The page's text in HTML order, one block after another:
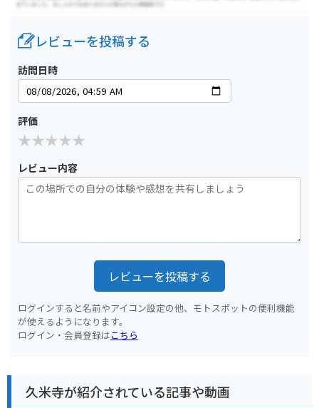
レビューを投稿する
訪問日時
評価
レビュー内容
レビューを投稿する
ログインすると名前やアイコン設定の他、モトスポットの便利機能
が使えるようになります。
ログイン・会員登録はこちら
久米寺が紹介されている記事や動画